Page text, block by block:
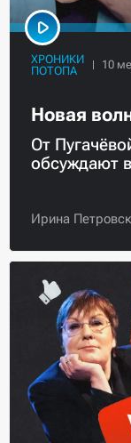
ХРОНИКИ
ПОТОПА
Новая
От
обсуждают
Ирина